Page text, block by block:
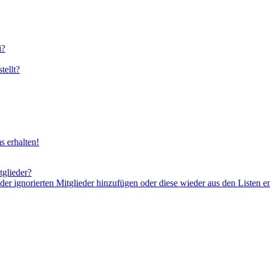
erhalten!
ignorierten Mitglieder hinzufügen oder diese wieder aus den Listen